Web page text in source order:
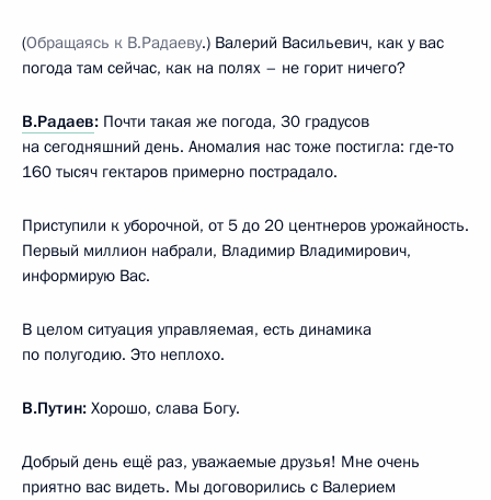
(Обращаясь к В.Радаеву.) Валерий Васильевич, как у вас
погода там сейчас, как на полях – не горит ничего?
В.Радаев: Почти такая же погода, 30 градусов
на сегодняшний день. Аномалия нас тоже постигла: где‑то
160 тысяч гектаров примерно пострадало.
Приступили к уборочной, от 5 до 20 центнеров урожайность.
Первый миллион набрали, Владимир Владимирович,
информирую Вас.
В целом ситуация управляемая, есть динамика
по полугодию. Это неплохо.
В.Путин: Хорошо, слава Богу.
Добрый день ещё раз, уважаемые друзья! Мне очень
приятно вас видеть. Мы договорились с Валерием